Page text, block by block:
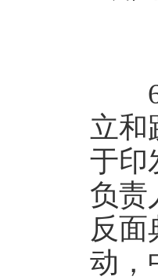
立和
于印
负责
反面
动，